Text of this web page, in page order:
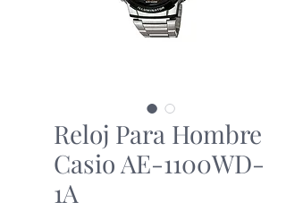
Reloj Para Hombre
Casio AE-1100WD-
1A